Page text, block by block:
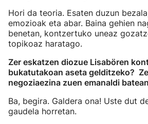
Hori da teoria. Esaten duzun
emozioak eta abar. Baina gehien
benetan, kontzertuko uneaz
topikoaz haratago.
Zer eskatzen diozue Lisabören
bukatutakoan aseta gelditzeko?
negoziaezina zuen emanaldi
Ba, begira. Galdera ona! Uste dut
gaudela horretan.